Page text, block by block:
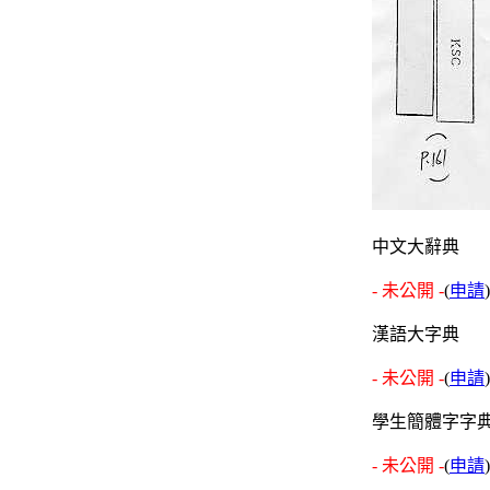
中文大辭典
- 未公開 -(申請)
漢語大字典
- 未公開 -(申請)
學生簡體字字
- 未公開 -(申請)